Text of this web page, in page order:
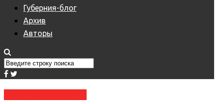
Губерния-блог
Архив
Авторы